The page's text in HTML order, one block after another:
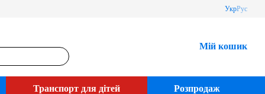
УкрРус
Мій кошик
Транспорт для дітей Розпродаж